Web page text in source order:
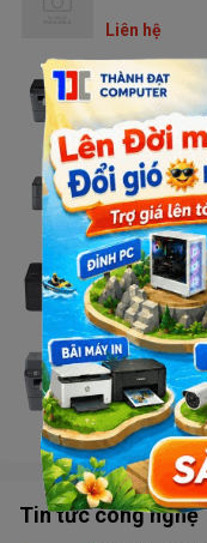
Liên hệ
Máy in
Liên hệ
Máy in
Liên hệ
Máy in
Liên hệ
Máy in
Liên hệ
Tin tức công nghệ